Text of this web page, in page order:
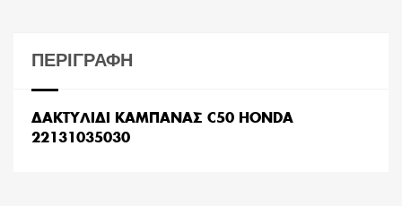
ΠΕΡΙΓΡΑΦΉ
ΔΑΚΤΥΛΙΔΙ ΚΑΜΠΑΝΑΣ C50 HONDA
22131035030